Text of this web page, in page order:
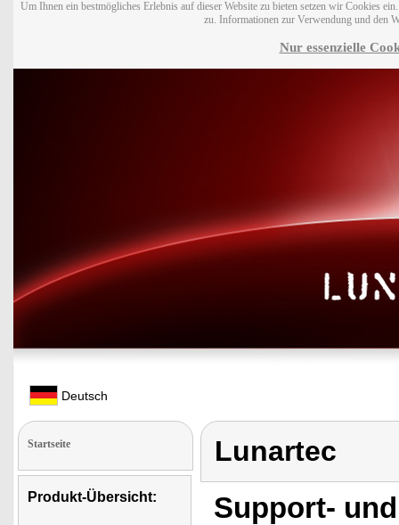
Um Ihnen ein bestmögliches Erlebnis auf dieser Website zu bieten setzen wir Cookies
zu. Informationen zur Verwendung und den
Nur essenzielle
Deutsch
Startseite
Produkt-Übersicht:
Lunartec
Support-